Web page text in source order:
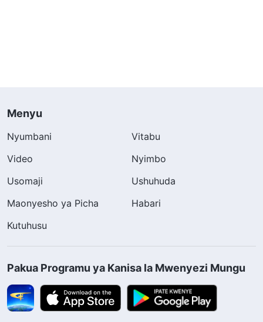
Menyu
Nyumbani
Vitabu
Video
Nyimbo
Usomaji
Ushuhuda
Maonyesho ya Picha
Habari
Kutuhusu
Pakua Programu ya Kanisa la Mwenyezi Mungu